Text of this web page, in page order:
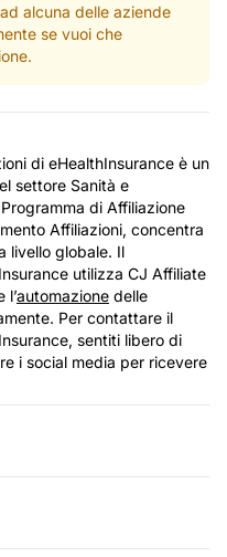
alcuna delle aziende
se vuoi che
di eHealthInsurance è un
settore Sanità e
di Affiliazione
Affiliazioni, concentra
livello globale. Il
utilizza CJ Affiliate
l’automazione delle
Per contattare il
sentiti libero di
i social media per ricevere